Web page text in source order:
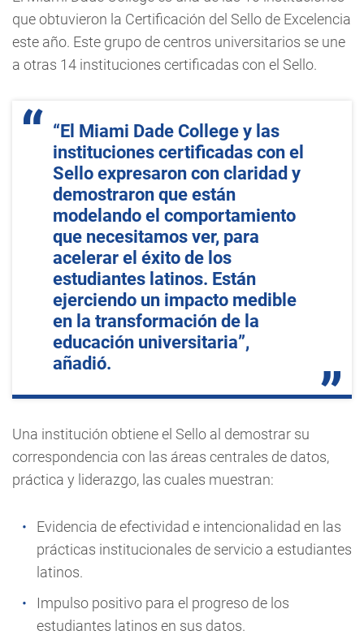
que obtuvieron la Certificación del Sello de Excelencia
este año. Este grupo de centros universitarios se une
a otras 14 instituciones certificadas con el Sello.
“El Miami Dade College y las
instituciones certificadas con el
Sello expresaron con claridad y
demostraron que están
modelando el comportamiento
que necesitamos ver, para
acelerar el éxito de los
estudiantes latinos. Están
ejerciendo un impacto medible
en la transformación de la
educación universitaria”,
añadió.
Una institución obtiene el Sello al demostrar su
correspondencia con las áreas centrales de datos,
práctica y liderazgo, las cuales muestran:
Evidencia de efectividad e intencionalidad en las
prácticas institucionales de servicio a estudiantes
latinos.
Impulso positivo para el progreso de los
estudiantes latinos en sus datos.